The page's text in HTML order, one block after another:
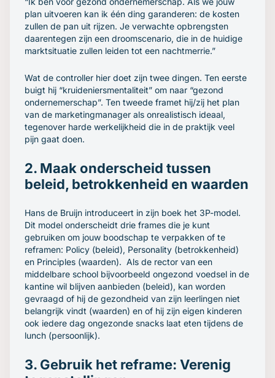
plan uitvoeren kan ik één ding garanderen: de kosten
zullen de pan uit rijzen. Je verwachte opbrengsten
daarentegen zijn een droomscenario, die in de huidige
marktsituatie zullen leiden tot een nachtmerrie.”
Wat de controller hier doet zijn twee dingen. Ten eerste
buigt hij “kruideniersmentaliteit” om naar “gezond
ondernemerschap”. Ten tweede framet hij/zij het plan
van de marketingmanager als onrealistisch ideaal,
tegenover harde werkelijkheid die in de praktijk veel
pijn gaat doen.
2. Maak onderscheid tussen
beleid, betrokkenheid en waarden
Hans de Bruijn introduceert in zijn boek het 3P-model.
Dit model onderscheidt drie frames die je kunt
gebruiken om jouw boodschap te verpakken of te
reframen: Policy (beleid), Personality (betrokkenheid)
en Principles (waarden). Als de rector van een
middelbare school bijvoorbeeld ongezond voedsel in de
kantine wil blijven aanbieden (beleid), kan worden
gevraagd of hij de gezondheid van zijn leerlingen niet
belangrijk vindt (waarden) en of hij zijn eigen kinderen
ook iedere dag ongezonde snacks laat eten tijdens de
lunch (persoonlijk).
3. Gebruik het reframe: Verenig